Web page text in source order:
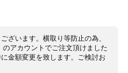
定商品の為、実物確認や店舗へのお取寄せ
す。
お問合せは『出品者に質問する』よりお願
は必ず希望金額を提示してください。
ざいます。横取り等防止の為、
のアカウントでご注文頂けました
金額変更を致します。ご検討お